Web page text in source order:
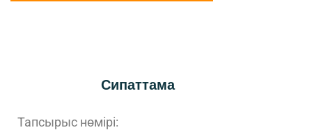
Сипаттама
Тапсырыс нөмірі: